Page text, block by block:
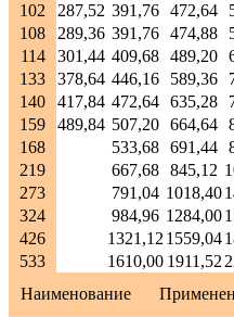
102
287,52 391,76 472,64
108
289,36 391,76 474,88
114
301,44 409,68 489,20
133
378,64 446,16 589,36
140
417,84 472,64 635,28
159
489,84 507,20 664,64
168
533,68 691,44
219
667,68 845,12
273
791,04 1018,40
324
984,96 1284,00
426
1321,12 1559,04
533
1610,00 1911,52
Наименование